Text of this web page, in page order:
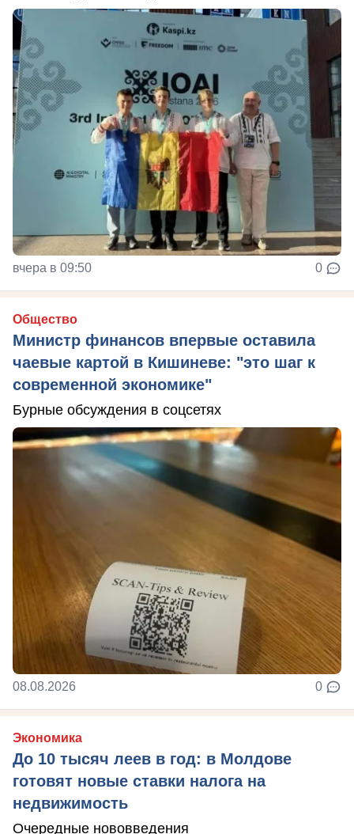
вчера в 09:50 0
Общество
Министр финансов впервые оставила
чаевые картой в Кишиневе: "это шаг к
современной экономике"
Бурные обсуждения в соцсетях
08.08.2026 0
Экономика
До 10 тысяч леев в год: в Молдове
готовят новые ставки налога на
недвижимость
Очередные нововведения